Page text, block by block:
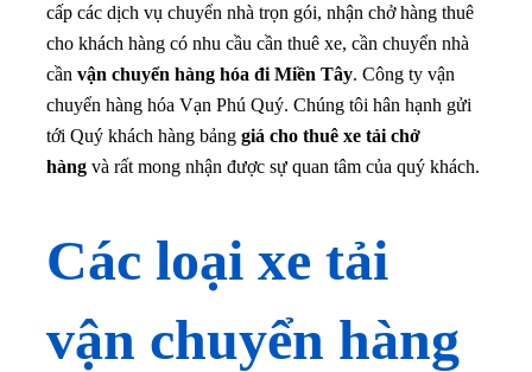
cấp các dịch vụ chuyển nhà trọn gói, nhận chở hàng thuê
cho khách hàng có nhu cầu cần thuê xe, cần chuyển nhà
cần vận chuyển hàng hóa đi Miền Tây. Công ty vận
chuyển hàng hóa Vạn Phú Quý. Chúng tôi hân hạnh gửi
tới Quý khách hàng bảng giá cho thuê xe tải chở
hàng và rất mong nhận được sự quan tâm của quý khách.
Các loại xe tải
vận chuyển hàng